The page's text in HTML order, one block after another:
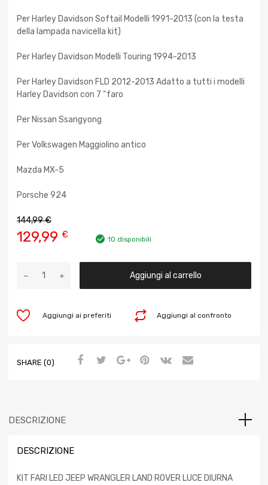
Per Harley Davidson Softail Modelli 1991-2013 (con la testa
della lampada navicella kit)
Per Harley Davidson Modelli Touring 1994-2013
Per Harley Davidson FLD 2012-2013 Adatto a tutti i modelli
Harley Davidson con 7 “faro
Per Nissan Ssangyong
Per Volkswagen Maggiolino antico
Mazda MX-5
Porsche 924
144,99€
129,99 € 10 disponibili
Aggiungi al carrello
Aggiungi al confronto
Aggiungi ai preferiti
SHARE (0)
DESCRIZIONE
DESCRIZIONE
KIT FARI LED JEEP WRANGLER LAND ROVER LUCE DIURNA